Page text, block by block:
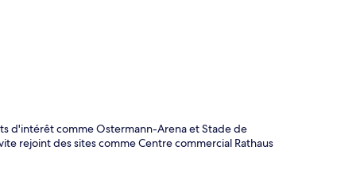
d'intérêt comme Ostermann-Arena et Stade de
rejoint des sites comme Centre commercial Rathaus